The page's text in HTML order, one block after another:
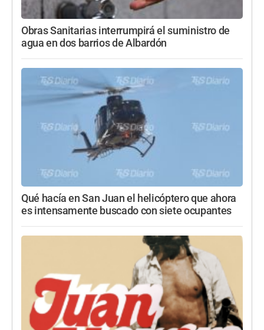
Obras Sanitarias interrumpirá el suministro de
agua en dos barrios de Albardón
Qué hacía en San Juan el helicóptero que ahora
es intensamente buscado con siete ocupantes